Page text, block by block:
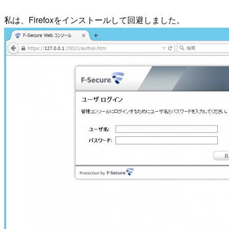
私は、Firefoxをインストールして回避しました。